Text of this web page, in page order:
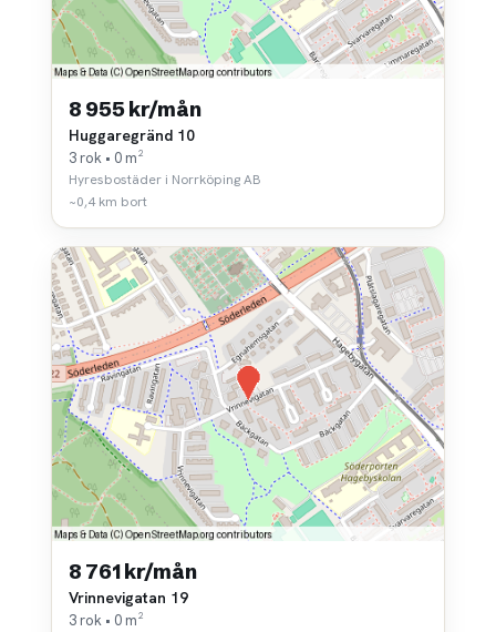
8 955 kr/mån
Huggaregränd 10
3 rok • 0 m²
Hyresbostäder i Norrköping AB
~0,4 km bort
8 761 kr/mån
Vrinnevigatan 19
3 rok • 0 m²